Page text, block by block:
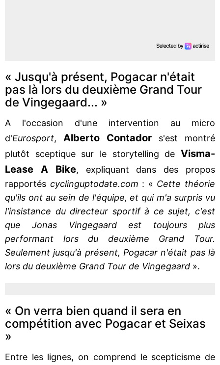
« Jusqu'à présent, Pogacar n'était
pas là lors du deuxième Grand Tour
de Vingegaard... »
A l'occasion d'une intervention au micro
d'Eurosport, Alberto Contador
s'est montré
plutôt sceptique sur le storytelling de Visma-
Lease A Bike, expliquant dans des propos
rapportés cyclinguptodate.com : « Cette théorie
qu'ils ont au sein de l'équipe, et qui m'a surpris vu
l'insistance du directeur sportif à ce sujet, c'est
que Jonas Vingegaard est toujours plus
performant lors du deuxième Grand Tour.
Seulement jusqu'à présent, Pogacar n'était pas là
lors du deuxième Grand Tour de Vingegaard ».
« On verra bien quand il sera en
compétition avec Pogacar et Seixas
»
Entre les lignes, on comprend le scepticisme de